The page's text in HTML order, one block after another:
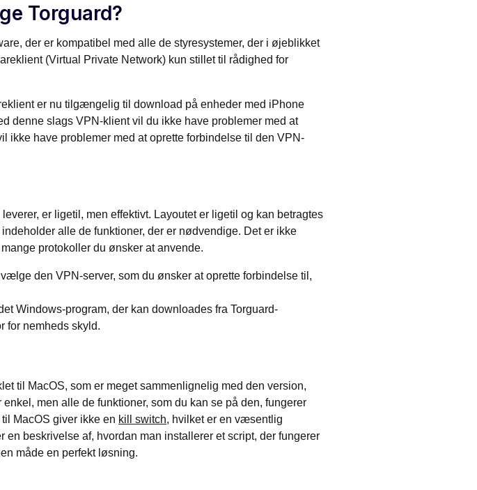
Torguard?
der er kompatibel med alle de styresystemer, der i øjeblikket
(Virtual Private Network) kun stillet til rådighed for
er nu tilgængelig til download på enheder med iPhone
denne slags VPN-klient vil du ikke have problemer med at
ikke have problemer med at oprette forbindelse til den VPN-
er ligetil, men effektivt. Layoutet er ligetil og kan betragtes
alle de funktioner, der er nødvendige. Det er ikke
protokoller du ønsker at anvende.
den VPN-server, som du ønsker at oprette forbindelse til,
Windows-program, der kan downloades fra Torguard-
for nemheds skyld.
til MacOS, som er meget sammenlignelig med den version,
men alle de funktioner, som du kan se på den, fungerer
MacOS giver ikke en kill switch, hvilket er en væsentlig
en beskrivelse af, hvordan man installerer et script, der fungerer
måde en perfekt løsning.